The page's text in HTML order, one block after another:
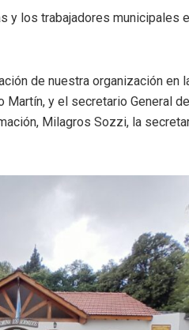
los trabajadores municipales
de nuestra organización en
y el secretario General
Milagros Sozzi, la